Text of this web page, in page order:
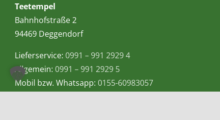
Teetempel
Bahnhofstraße 2
94469 Deggendorf
Lieferservice: 0991 – 991 2929 4
Allgemein: 0991 – 991 2929 5
Mobil bzw. Whatsapp: 0155-60983057